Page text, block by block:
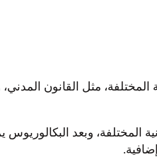
مثل القانون المدني،
وبعد البكالوريوس